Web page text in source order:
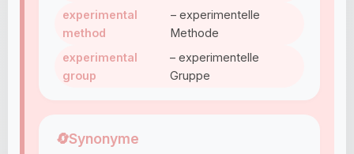
experimental
method
– experimentelle
Methode
experimental
group
– experimentelle
Gruppe
🔄Synonyme